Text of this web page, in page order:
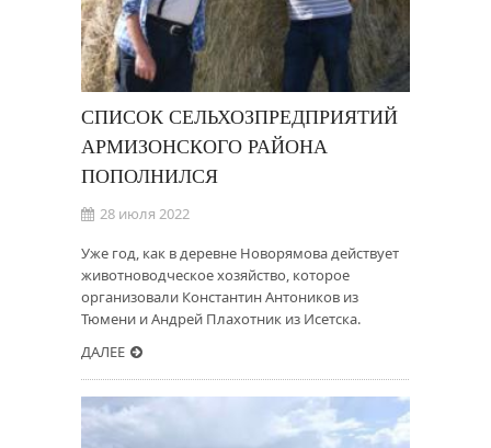
СПИСОК СЕЛЬХОЗПРЕДПРИЯТИЙ
АРМИЗОНСКОГО РАЙОНА
ПОПОЛНИЛСЯ
28 июля 2022
Уже год, как в деревне Новорямова действует
животноводческое хозяйство, которое
организовали Константин Антоников из
Тюмени и Андрей Плахотник из Исетска.
ДАЛЕЕ